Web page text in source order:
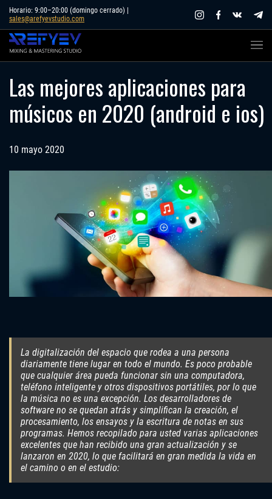
Skip
content
Horario: 9:00–20:00 (domingo cerrado) |
sales@arefyevstudio.com
Las mejores aplicaciones para
músicos en 2020 (android e ios)
10 mayo 2020
La digitalización del espacio que rodea a una persona
diariamente tiene lugar en todo el mundo. Es poco probable
que cualquier área pueda funcionar sin una computadora,
teléfono inteligente y otros dispositivos portátiles, por lo que
la música no es una excepción. Los desarrolladores de
software no se quedan atrás y simplifican la creación, el
procesamiento, los ensayos y la escritura de notas en sus
programas. Hemos recopilado para usted varias aplicaciones
excelentes que han recibido una gran actualización y se
lanzaron en 2020, lo que facilitará en gran medida la vida en
el camino o en el estudio: